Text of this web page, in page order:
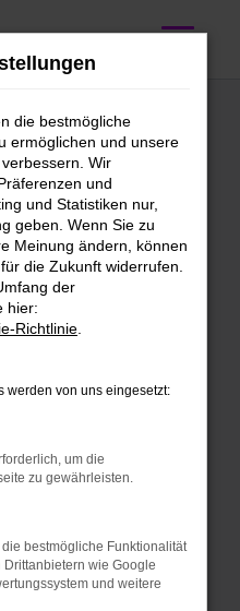
nach
– perfekt
Dann versuch
eine bessere
steigst du hier in
VW
Vorteil, dass es
handelt,
wenige Kilometer
Gefahren wurden
die bestmögliche
ermöglichen und unsere
Wir
und
und Statistiken nur,
geben. Wenn Sie zu
Meinung ändern, können
die Zukunft widerrufen.
der
hier:
Richtlinie
werden von uns eingesetzt:
um die
zu gewährleisten.
bestmögliche Funktionalität
wie Google
und weitere